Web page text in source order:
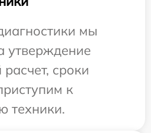
мы
утверждение
сроки
к
техники.